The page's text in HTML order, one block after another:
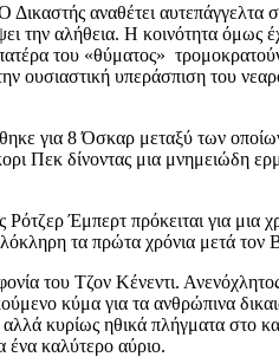
αναθέτει
την αλήθεια. Η κοινότητα όμως
του «θύματος»
ουσιαστική υπεράσπιση του
για 8 Όσκαρ μεταξύ των
Πεκ δίνοντας μια μνημειώδη
Έμπερτ πρόκειται για
τα πρώτα χρόνια μετά
του Τζον Κένεντι.
κύμα για τα ανθρώπινα
κυρίως ηθικά πλήγματα
ένα καλύτερο αύριο.